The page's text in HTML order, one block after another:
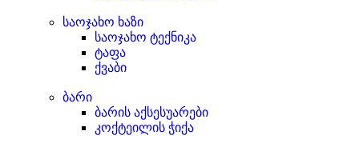
საოჯახო ხაზი
საოჯახო ტექნიკა
ტაფა
ქვაბი
ბარი
ბარის აქსესუარები
კოქტეილის ჭიქა